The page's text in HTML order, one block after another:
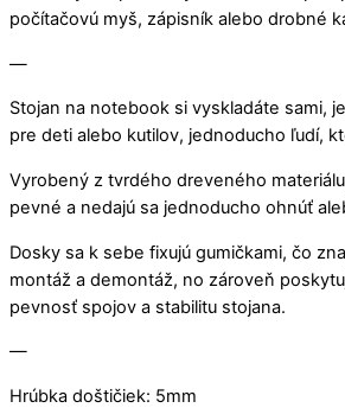
počítačovú myš, zápisník alebo drobné
—
Stojan na notebook si vyskladáte sami,
pre deti alebo kutilov, jednoducho ľudí,
Vyrobený z tvrdého dreveného
pevné a nedajú sa jednoducho ohnúť
Dosky sa k sebe fixujú gumičkami, čo
montáž a demontáž, no zároveň
pevnosť spojov a stabilitu stojana.
—
Hrúbka doštičiek: 5mm